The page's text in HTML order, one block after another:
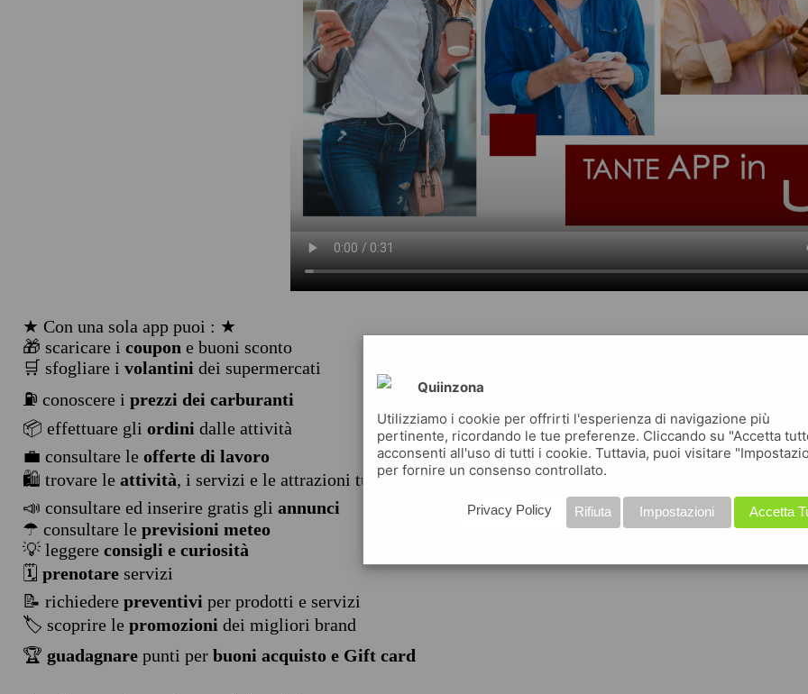
★ Con una sola app puoi : ★
🎁 scaricare i coupon e buoni sconto
🛒 sfogliare i volantini dei supermercati
⛽ conoscere i prezzi dei carburanti
📦 effettuare gli ordini dalle attività
💼 consultare le offerte di lavoro
🛍️ trovare le attività, i servizi e le attrazioni turistiche
📣 consultare ed inserire gratis gli annunci
☂ consultare le previsioni meteo
💡 leggere consigli e curiosità
🗓️ prenotareservizi
📝 richiedere preventivi per prodotti e servizi
🏷️ scoprire le promozioni dei migliori brand
🏆 guadagnarepunti per buoni acquisto e Gift card
Quiinzona
Utilizziamo i cookie per offrirti l'esperienza di navigazione più
pertinente, ricordando le tue preferenze. Cliccando su "Accetta
acconsenti all'uso di tutti i cookie. Tuttavia, puoi visitare
per fornire un consenso controllato.
Accetta
Impostazioni
Rifiuta
Privacy Policy